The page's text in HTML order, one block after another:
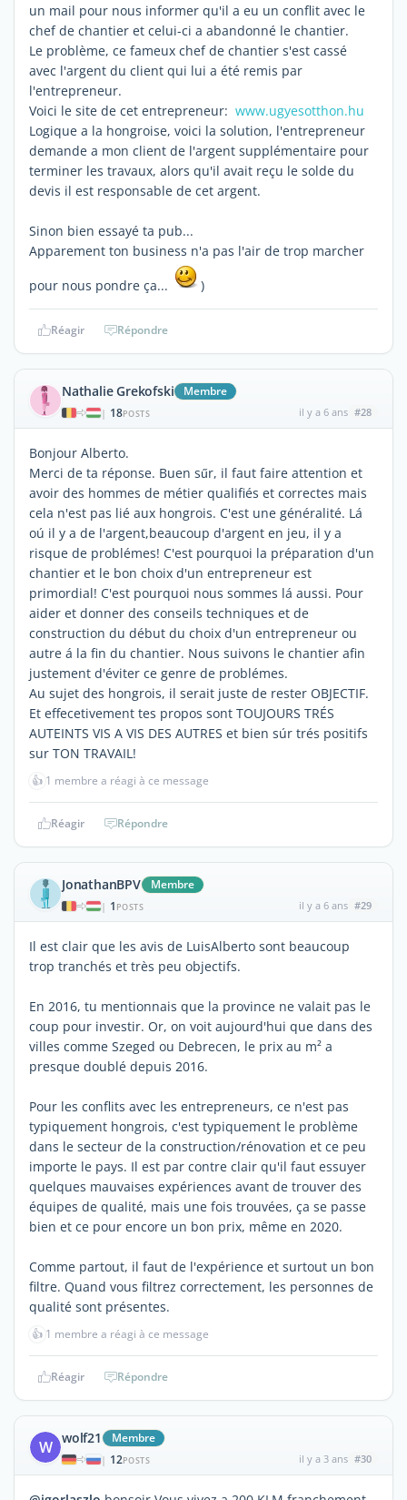
un mail pour nous informer qu'il a eu un conflit avec le
chef de chantier et celui-ci a abandonné le chantier.
Le problème, ce fameux chef de chantier s'est cassé
avec l'argent du client qui lui a été remis par
l'entrepreneur.
Voici le site de cet entrepreneur: www.ugyesotthon.hu
Logique a la hongroise, voici la solution, l'entrepreneur
demande a mon client de l'argent supplémentaire pour
terminer les travaux, alors qu'il avait reçu le solde du
devis il est responsable de cet argent.
Sinon bien essayé ta pub...
Apparement ton business n'a pas l'air de trop marcher
pour nous pondre ça...
)
Réagir Répondre
Nathalie Grekofski Membre
| 18POSTS il y a 6 ans #28
Bonjour Alberto.
Merci de ta réponse. Buen sűr, il faut faire attention et
avoir des hommes de métier qualifiés et correctes mais
cela n'est pas lié aux hongrois. C'est une généralité. Lá
oú il y a de l'argent,beaucoup d'argent en jeu, il y a
risque de problémes! C'est pourquoi la préparation d'un
chantier et le bon choix d'un entrepreneur est
primordial! C'est pourquoi nous sommes lá aussi. Pour
aider et donner des conseils techniques et de
construction du début du choix d'un entrepreneur ou
autre á la fin du chantier. Nous suivons le chantier afin
justement d'éviter ce genre de problémes.
Au sujet des hongrois, il serait juste de rester OBJECTIF.
Et effecetivement tes propos sont TOUJOURS TRÉS
AUTEINTS VIS A VIS DES AUTRES et bien súr trés positifs
sur TON TRAVAIL!
👍 1 membre a réagi à ce message
Réagir Répondre
JonathanBPV Membre
| 1 POSTS il y a 6 ans #29
Il est clair que les avis de LuisAlberto sont beaucoup
trop tranchés et très peu objectifs.
En 2016, tu mentionnais que la province ne valait pas le
coup pour investir. Or, on voit aujourd'hui que dans des
villes comme Szeged ou Debrecen, le prix au m² a
presque doublé depuis 2016.
Pour les conflits avec les entrepreneurs, ce n'est pas
typiquement hongrois, c'est typiquement le problème
dans le secteur de la construction/rénovation et ce peu
importe le pays. Il est par contre clair qu'il faut essuyer
quelques mauvaises expériences avant de trouver des
équipes de qualité, mais une fois trouvées, ça se passe
bien et ce pour encore un bon prix, même en 2020.
Comme partout, il faut de l'expérience et surtout un bon
filtre. Quand vous filtrez correctement, les personnes de
qualité sont présentes.
👍 1 membre a réagi à ce message
Réagir Répondre
W wolf21 Membre
| 12POSTS il y a 3 ans #30